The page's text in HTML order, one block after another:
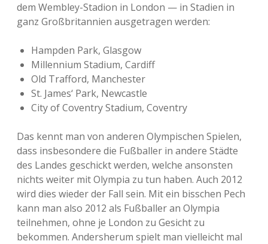
dem Wembley-Stadion in London — in Stadien in
ganz Großbritannien ausgetragen werden:
Hampden Park, Glasgow
Millennium Stadium, Cardiff
Old Trafford, Manchester
St. James‘ Park, Newcastle
City of Coventry Stadium, Coventry
Das kennt man von anderen Olympischen Spielen,
dass insbesondere die Fußballer in andere Städte
des Landes geschickt werden, welche ansonsten
nichts weiter mit Olympia zu tun haben. Auch 2012
wird dies wieder der Fall sein. Mit ein bisschen Pech
kann man also 2012 als Fußballer an Olympia
teilnehmen, ohne je London zu Gesicht zu
bekommen. Andersherum spielt man vielleicht mal